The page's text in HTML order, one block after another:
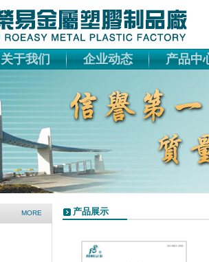
关于我们 企业动态 产品中
MORE 产品展示